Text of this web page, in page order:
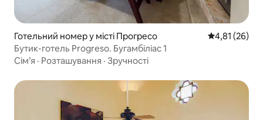
Готельний номер у місті Прогресо Середня
4,81 (26)
Бутик-готель Progreso. Бугамбіліас 1
Сім’я · Розташування · Зручності